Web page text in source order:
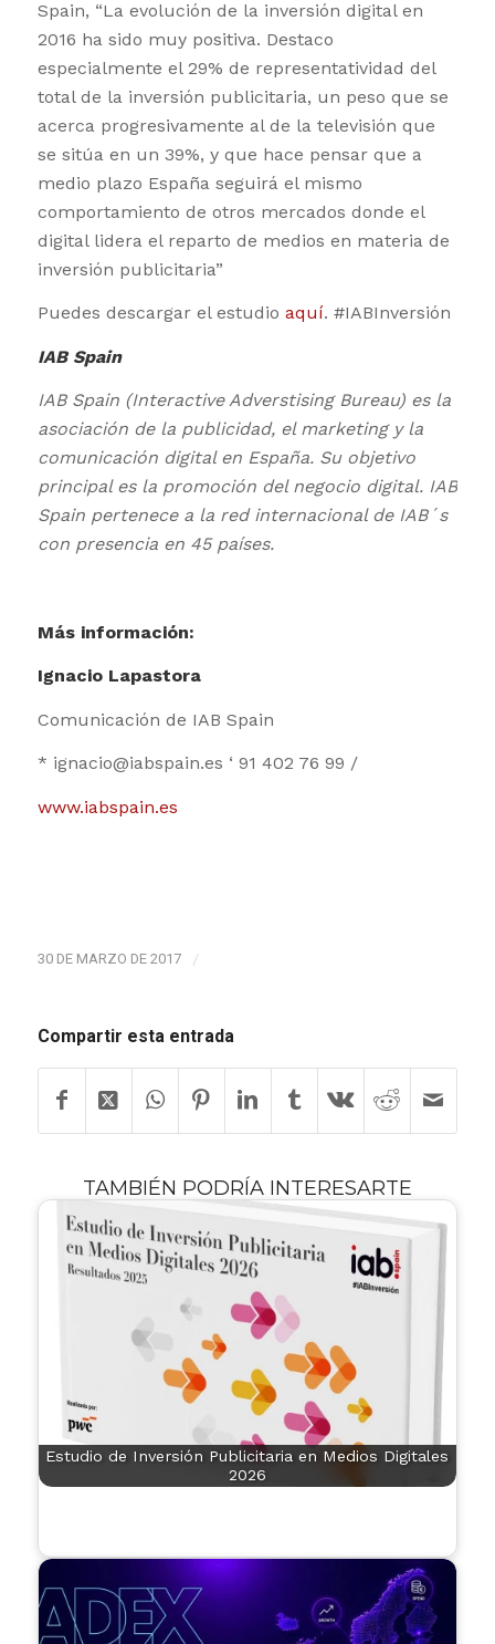
Spain, “La evolución de la inversión digital en
2016 ha sido muy positiva. Destaco
especialmente el 29% de representatividad del
total de la inversión publicitaria, un peso que se
acerca progresivamente al de la televisión que
se sitúa en un 39%, y que hace pensar que a
medio plazo España seguirá el mismo
comportamiento de otros mercados donde el
digital lidera el reparto de medios en materia de
inversión publicitaria”
Puedes descargar el estudio aquí. #IABInversión
IAB Spain
IAB Spain (Interactive Adverstising Bureau) es la
asociación de la publicidad, el marketing y la
comunicación digital en España. Su objetivo
principal es la promoción del negocio digital. IAB
Spain pertenece a la red internacional de IAB´s
con presencia en 45 países.
Más información:
Ignacio Lapastora
Comunicación de IAB Spain
* ignacio@iabspain.es ‘ 91 402 76 99 /
www.iabspain.es
30 DE MARZO DE 2017 /
Compartir esta entrada
TAMBIÉN PODRÍA INTERESARTE
Estudio de Inversión Publicitaria en Medios Digitales
2026